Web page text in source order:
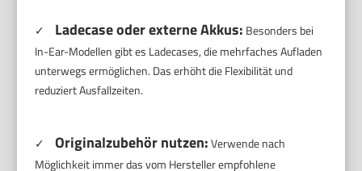
✓ Ladecase oder externe Akkus: Besonders bei
In-Ear-Modellen gibt es Ladecases, die mehrfaches Aufladen
unterwegs ermöglichen. Das erhöht die Flexibilität und
reduziert Ausfallzeiten.
✓ Originalzubehör nutzen:Verwende nach
Möglichkeit immer das vom Hersteller empfohlene